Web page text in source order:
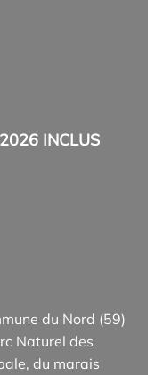
INCLUS
du Nord (59)
Naturel des
du marais